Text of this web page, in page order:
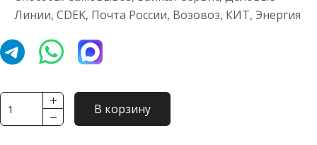
Линии, CDEK, Почта России, Возовоз, КИТ, Энергия
Количество
товара
В корзину